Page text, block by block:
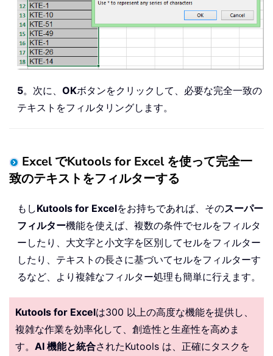
5。次に、 OKボタンをクリックして、必要な完全一致の
テキストをフィルタリングします。
Excel でKutools for Excel を使って完全一
致のテキストをフィルターする
もしKutools for Excelをお持ちであれば、そのスーパー
フィルター機能を使えば、複数の条件でセルをフィルタ
ーしたり、大文字と小文字を区別してセルをフィルター
したり、テキストの長さに基づいてセルをフィルターす
るなど、より複雑なフィルター処理も簡単に行えます。
Kutools for Excelは300 以上の高度な機能を提供し、
複雑な作業を効率化して、創造性と生産性を高めま
す。 AI 機能と統合されたKutools は、正確にタスクを